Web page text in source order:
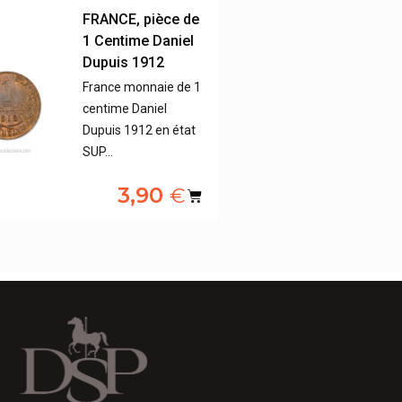
FRANCE, pièce de
1 Centime Daniel
Dupuis 1912
France monnaie de 1
centime Daniel
Dupuis 1912 en état
SUP…
3,90 €